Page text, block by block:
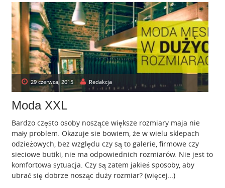
29 czerwca, 2015 Redakcja
Moda XXL
Bardzo często osoby noszące większe rozmiary maja nie
mały problem. Okazuje sie bowiem, że w wielu sklepach
odzieżowych, bez względu czy są to galerie, firmowe czy
sieciowe butiki, nie ma odpowiednich rozmiarów. Nie jest to
komfortowa sytuacja. Czy są zatem jakieś sposoby, aby
ubrać się dobrze nosząc duży rozmiar? (więcej…)